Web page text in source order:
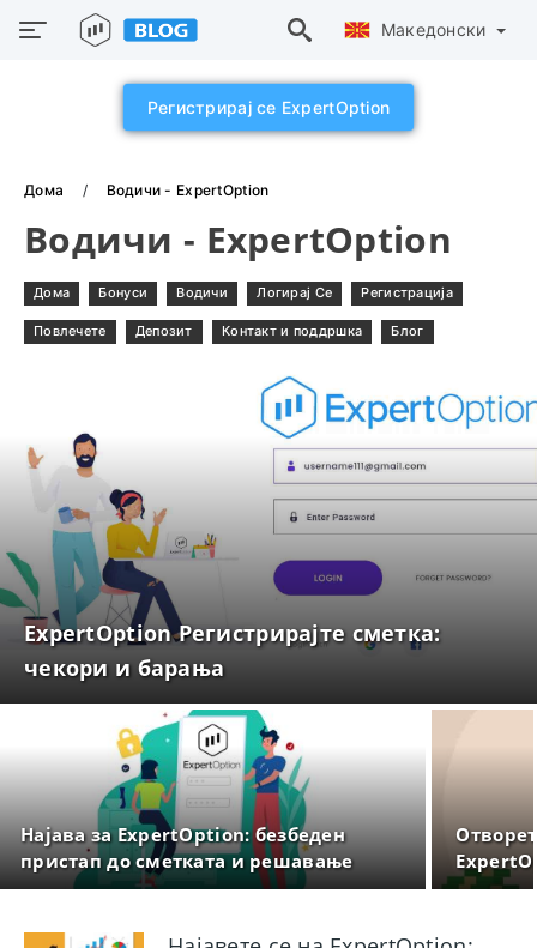
Македонски
Регистрирај се ExpertOption
Дома Водичи - ExpertOption
Водичи - ExpertOption
Дома Бонуси Водичи Логирај Се Регистрација
Повлечете Депозит Контакт и поддршка Блог
ExpertOption Регистрирајте сметка:
чекори и барања
Најава за ExpertOption: безбеден
пристап до сметката и решавање
проблеми